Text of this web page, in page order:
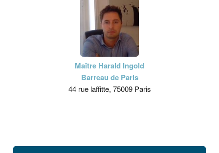
Maître Harald Ingold
Barreau de Paris
44 rue laffitte, 75009 Paris